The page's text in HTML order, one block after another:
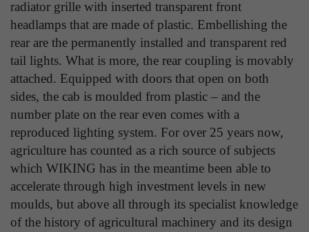
radiator grille with inserted transparent front
headlamps that are made of plastic. Embellishing the
rear are the permanently installed and transparent red
tail lights. What is more, the rear coupling is movably
attached. Equipped with doors that open on both
sides, the cab is moulded from plastic – and the
number plate on the rear even comes with a
reproduced lighting system. For over 25 years now,
agriculture has counted as a rich source of subjects
which WIKING has in the meantime been able to
accelerate through high investment levels in new
moulds, but above all through its specialist knowledge
of the history of agricultural machinery and its design
die Benutzer-ID als verschlüsselten Wert (sog.
"hash-Wert") zum entsprechenden
Datenbankeintrag des Nutzers.
Name
Anbieter TYPO3
Laufzeit Ende der Sitzung
Zweck
PHPs Standard Sitzungs Identifikation (nur für
Administratoren relevant).
Laufzeit 1 Tag
Zweck Aktiviert die Anzeige von Bannern
Name _ga
Anbieter Google Analytics
Laufzeit 1 Jahr
Zweck
Enthält eine zufallsgenerierte User-ID. Anhand
dieser ID kann Google Analytics
wiederkehrende User auf dieser Website
wiedererkennen und die Daten von früheren